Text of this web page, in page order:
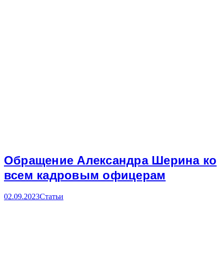
Обращение Александра Шерина ко
всем кадровым офицерам
02.09.2023Статьи